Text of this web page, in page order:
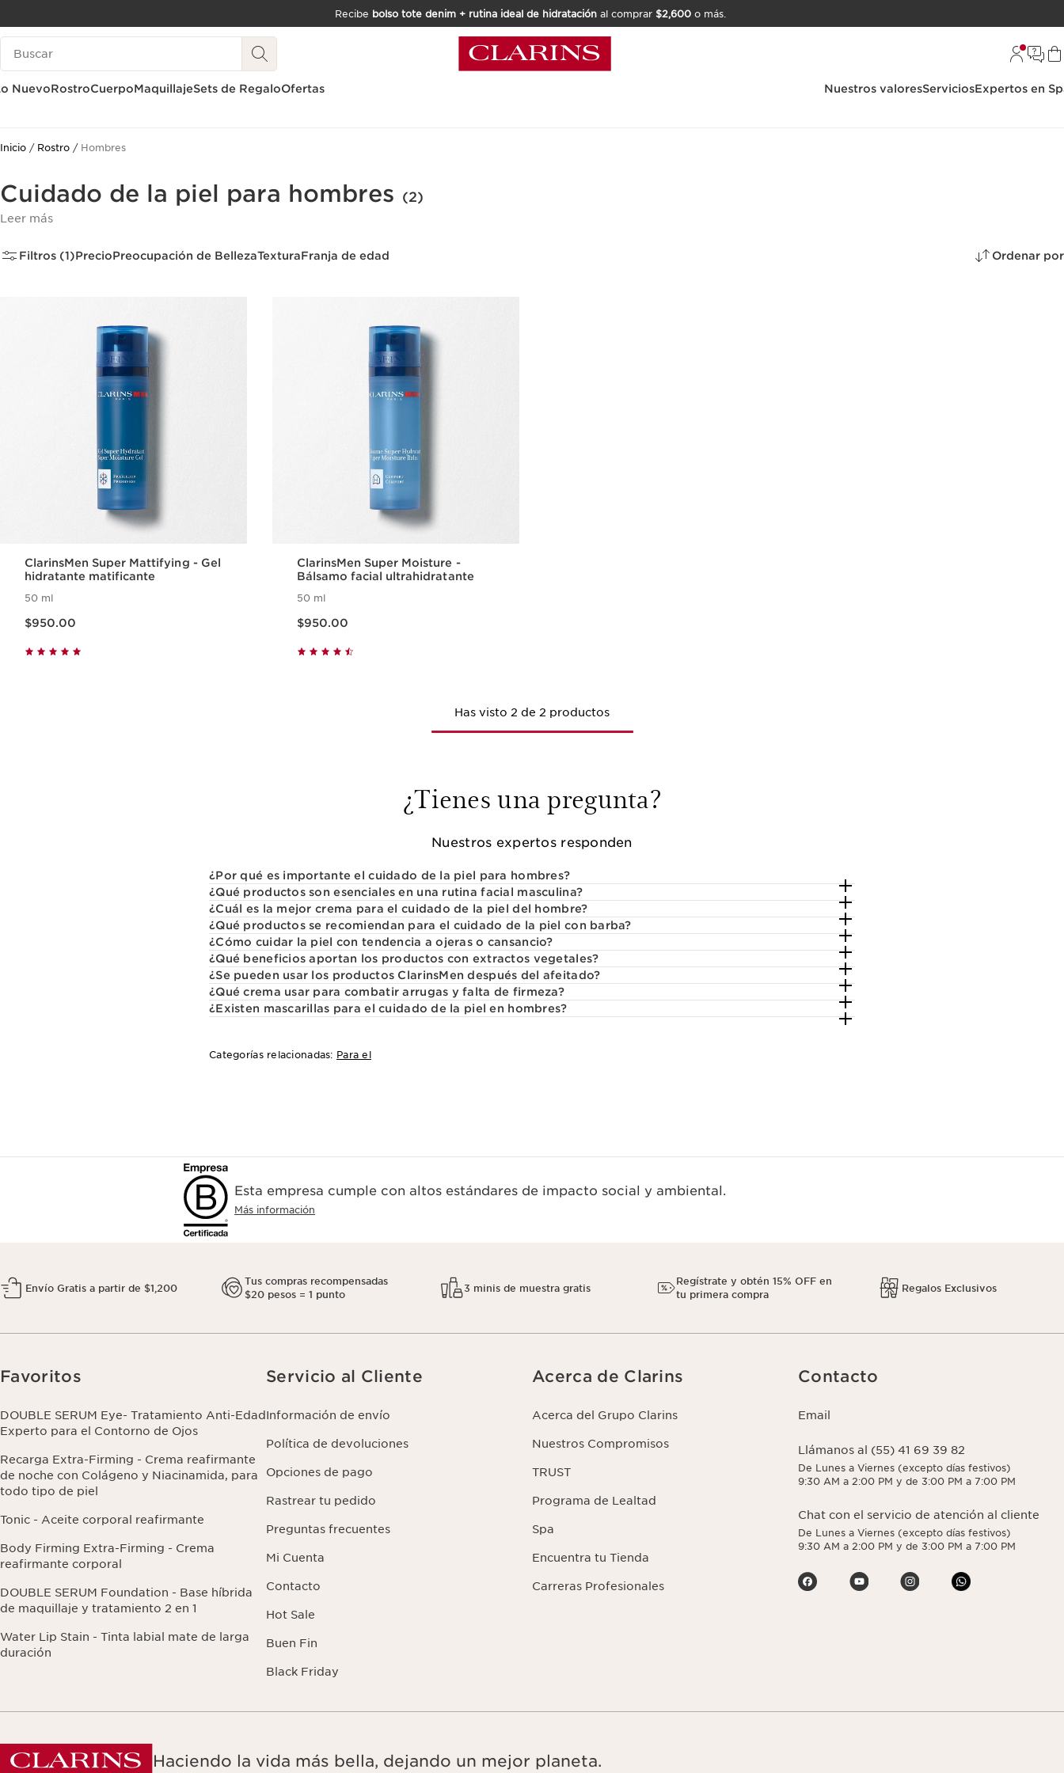
IR AL CONTENIDO
Recibe bolso tote denim + rutina ideal de hidratación al comprar $2,600 o más.
Buscar
NuevoRostroCuerpoMaquillajeSets de RegaloOfertas Nuestros valoresServiciosExpertos en
Inicio Rostro Hombres
Cuidado de la piel para hombres (2)
Leer más
Filtros (1)PrecioPreocupación de BellezaTexturaFranja de edad Ordenar por
ClarinsMen Super Mattifying - Gel
hidratante matificante
50 ml
$950.00
ClarinsMen Super Moisture -
Bálsamo facial ultrahidratante
50 ml
$950.00
Has visto 2 de 2 productos
¿Tienes una pregunta?
Nuestros expertos responden
¿Por qué es importante el cuidado de la piel para hombres?
¿Qué productos son esenciales en una rutina facial masculina?
¿Cuál es la mejor crema para el cuidado de la piel del hombre?
¿Qué productos se recomiendan para el cuidado de la piel con barba?
¿Cómo cuidar la piel con tendencia a ojeras o cansancio?
¿Qué beneficios aportan los productos con extractos vegetales?
¿Se pueden usar los productos ClarinsMen después del afeitado?
¿Qué crema usar para combatir arrugas y falta de firmeza?
¿Existen mascarillas para el cuidado de la piel en hombres?
Categorías relacionadas: Para el
Esta empresa cumple con altos estándares de impacto social y ambiental.
Más información
Envío Gratis a partir de $1,200
Tus compras recompensadas
$20 pesos = 1 punto
3 minis de muestra gratis
Regístrate y obtén 15% OFF en
tu primera compra
Regalos Exclusivos
Favoritos
DOUBLE SERUM Eye- Tratamiento Anti-Edad
Experto para el Contorno de Ojos
Recarga Extra-Firming - Crema reafirmante
de noche con Colágeno y Niacinamida, para
todo tipo de piel
Tonic - Aceite corporal reafirmante
Body Firming Extra-Firming - Crema
reafirmante corporal
DOUBLE SERUM Foundation - Base híbrida
de maquillaje y tratamiento 2 en 1
Water Lip Stain - Tinta labial mate de larga
duración
Servicio al Cliente
Información de envío
Política de devoluciones
Opciones de pago
Rastrear tu pedido
Preguntas frecuentes
Mi Cuenta
Contacto
Hot Sale
Buen Fin
Black Friday
Acerca de Clarins
Acerca del Grupo Clarins
Nuestros Compromisos
TRUST
Programa de Lealtad
Spa
Encuentra tu Tienda
Carreras Profesionales
Contacto
Email
Llámanos al (55) 41 69 39 82
De Lunes a Viernes (excepto días festivos)
9:30 AM a 2:00 PM y de 3:00 PM a 7:00 PM
Chat con el servicio de atención al cliente
De Lunes a Viernes (excepto días festivos)
9:30 AM a 2:00 PM y de 3:00 PM a 7:00 PM
Haciendo la vida más bella, dejando un mejor planeta.